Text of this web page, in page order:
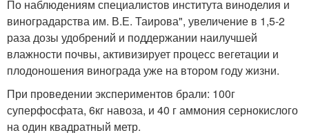
По наблюдениям специалистов института виноделия и
виноградарства им. В.Е. Таирова", увеличение в 1,5-2
раза дозы удобрений и поддержании наилучшей
влажности почвы, активизирует процесс вегетации и
плодоношения винограда уже на втором году жизни.
При проведении экспериментов брали: 100г
суперфосфата, 6кг навоза, и 40 г аммония сернокислого
на один квадратный метр.